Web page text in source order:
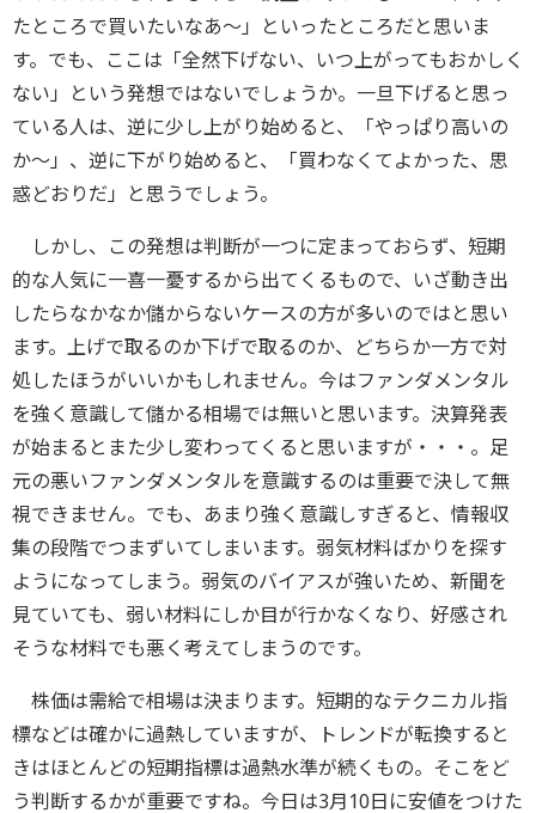
たところで買いたいなあ～」といったところだと思いま
す。でも、ここは「全然下げない、いつ上がってもおかしく
ない」という発想ではないでしょうか。一旦下げると思っ
ている人は、逆に少し上がり始めると、「やっぱり高いの
か～」、逆に下がり始めると、「買わなくてよかった、思
惑どおりだ」と思うでしょう。
しかし、この発想は判断が一つに定まっておらず、短期
的な人気に一喜一憂するから出てくるもので、いざ動き出
したらなかなか儲からないケースの方が多いのではと思い
ます。上げで取るのか下げで取るのか、どちらか一方で対
処したほうがいいかもしれません。今はファンダメンタル
を強く意識して儲かる相場では無いと思います。決算発表
が始まるとまた少し変わってくると思いますが・・・。足
元の悪いファンダメンタルを意識するのは重要で決して無
視できません。でも、あまり強く意識しすぎると、情報収
集の段階でつまずいてしまいます。弱気材料ばかりを探す
ようになってしまう。弱気のバイアスが強いため、新聞を
見ていても、弱い材料にしか目が行かなくなり、好感され
そうな材料でも悪く考えてしまうのです。
株価は需給で相場は決まります。短期的なテクニカル指
標などは確かに過熱していますが、トレンドが転換すると
きはほとんどの短期指標は過熱水準が続くもの。そこをど
う判断するかが重要ですね。今日は3月10日に安値をつけた